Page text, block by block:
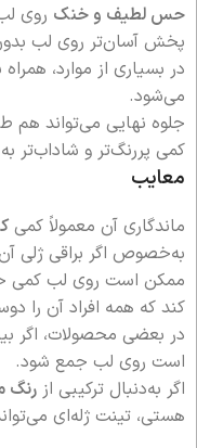
حس لطیف و خنک روی
پخش آسان‌تر روی لب
در بسیاری از موارد، همراه
می‌شود.
جلوه نهایی می‌تواند هم
کمی پررنگ‌تر و شاداب‌تر
معایب
ماندگاری آن معمولاً کمی
به‌خصوص اگر براقی ژلی
ممکن است روی لب کمی
کند که همه افراد آن را
در بعضی محصولات، اگر
است روی لب جمع شود.
اگر به‌دنبال ترکیبی از رنگ
هستی، تینت ژله‌ای